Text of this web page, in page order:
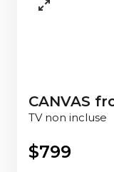
CANVAS
TV non incluse
$799